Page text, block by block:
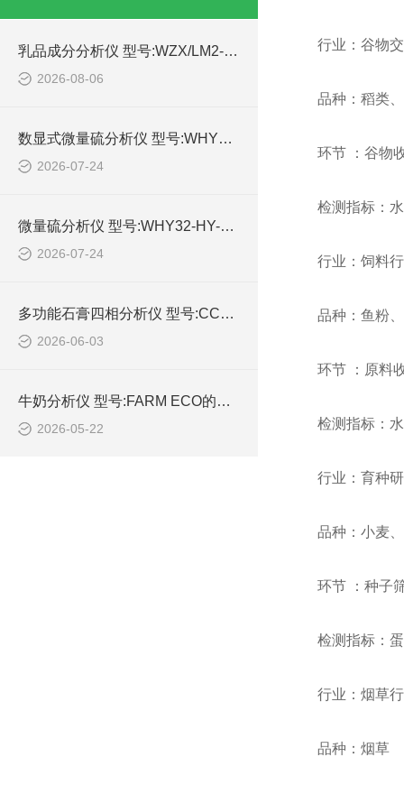
乳品成分分析仪 型号:WZX/LM2-P1库号：M414991的功能介绍
2026-08-06
数显式微量硫分析仪 型号:WHY32-ZXHY-03库号：M414767的技术参数
2026-07-24
微量硫分析仪 型号:WHY32-HY-06库号：M414768的技术介绍
2026-07-24
多功能石膏四相分析仪 型号:CC77-CS-929GL的详细介绍
2026-06-03
牛奶分析仪 型号:FARM ECO的简单介绍
2026-05-22
行业：谷物
品种：稻类
环节 ：谷物
检测指标：
行业：饲料
品种：鱼粉
环节 ：原料
检测指标：
行业：育种
品种：小麦
环节 ：种子
检测指标：
行业：烟草
品种：烟草